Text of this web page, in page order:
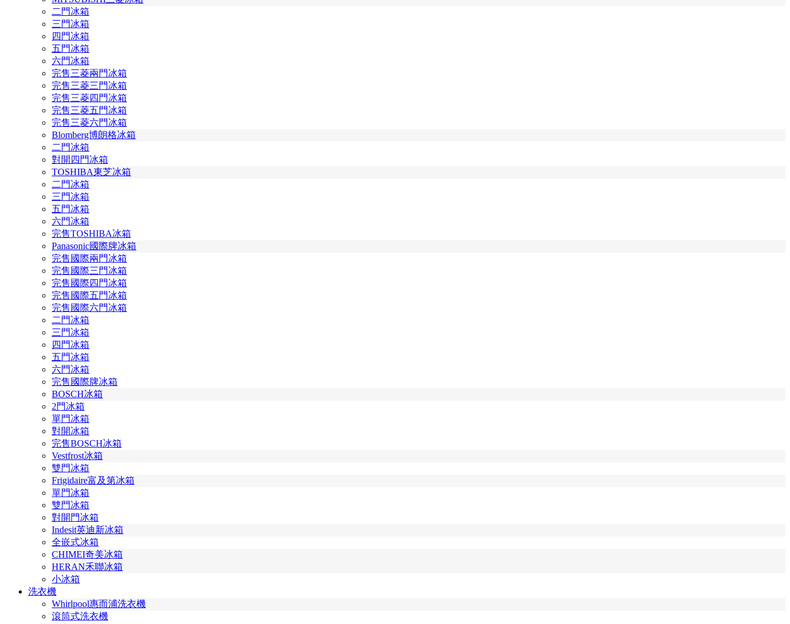
二門冰箱
三門冰箱
四門冰箱
五門冰箱
六門冰箱
完售三菱兩門冰箱
完售三菱三門冰箱
完售三菱四門冰箱
完售三菱五門冰箱
完售三菱六門冰箱
Blomberg博朗格冰箱
二門冰箱
對開四門冰箱
TOSHIBA東芝冰箱
二門冰箱
三門冰箱
五門冰箱
六門冰箱
完售TOSHIBA冰箱
Panasonic國際牌冰箱
完售國際兩門冰箱
完售國際三門冰箱
完售國際四門冰箱
完售國際五門冰箱
完售國際六門冰箱
二門冰箱
三門冰箱
四門冰箱
五門冰箱
六門冰箱
完售國際牌冰箱
BOSCH冰箱
2門冰箱
單門冰箱
對開冰箱
完售BOSCH冰箱
Vestfrost冰箱
雙門冰箱
Frigidaire富及第冰箱
單門冰箱
雙門冰箱
對開門冰箱
Indesit英迪新冰箱
全嵌式冰箱
CHIMEI奇美冰箱
HERAN禾聯冰箱
小冰箱
洗衣機
Whirlpool惠而浦洗衣機
滾筒式洗衣機